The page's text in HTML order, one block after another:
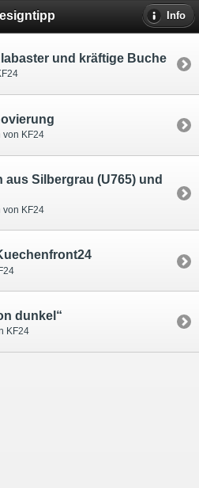
Info
und kräftige Buche
von KF24
Silbergrau (U765) und
von KF24
dunkel“
KF24